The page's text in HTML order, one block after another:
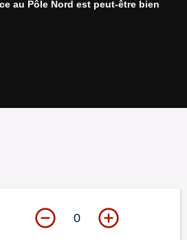
au Pôle Nord est peut-être bien
0